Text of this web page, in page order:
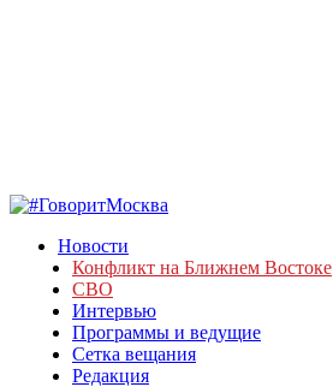
Новости
Конфликт на Ближнем Востоке
СВО
Интервью
Программы и ведущие
Сетка вещания
Редакция